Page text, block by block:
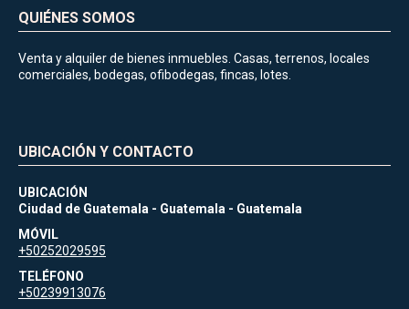
QUIÉNES SOMOS
Venta y alquiler de bienes inmuebles. Casas, terrenos, locales
comerciales, bodegas, ofibodegas, fincas, lotes.
UBICACIÓN Y CONTACTO
UBICACIÓN
Ciudad de Guatemala - Guatemala - Guatemala
MÓVIL
+50252029595
TELÉFONO
+50239913076